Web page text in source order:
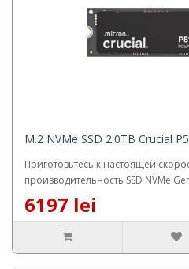
M.2 NVMe SSD 2.0TB Crucial
Приготовьтесь к настоящей
производительность SSD NVMe
6197 lei